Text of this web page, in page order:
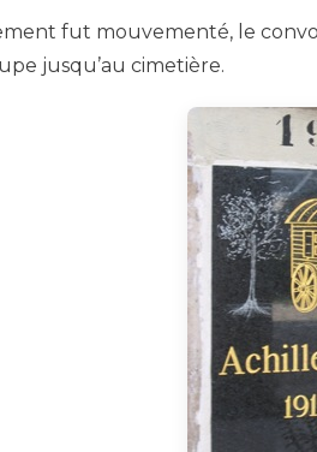
fut mouvementé, le
jusqu’au cimetière.